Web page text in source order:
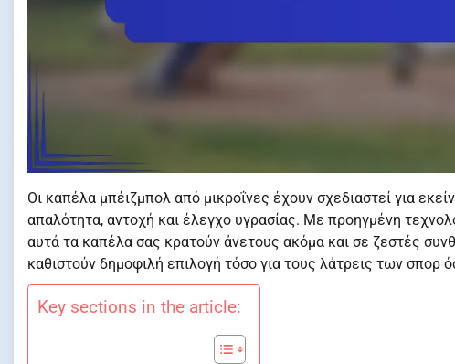
Οι καπέλα μπέιζμπολ από μικροΐνες έχουν σχεδιαστεί για
απαλότητα, αντοχή και έλεγχο υγρασίας. Με προηγμένη
αυτά τα καπέλα σας κρατούν άνετους ακόμα και σε ζεστές
καθιστούν δημοφιλή επιλογή τόσο για τους λάτρεις των σπορ
Key sections in the article: